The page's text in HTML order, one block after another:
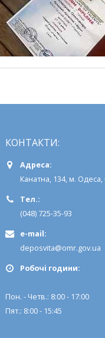
КОНТАКТИ:
Адреса:
Канатна, 134, м. Одеса,
Тел.:
(048) 725-35-93
e-mail:
deposvita@omr.gov.ua
Робочi години:
Пон. - Четв.: 8:00 - 17:00
Пят.: 8:00 - 15:45